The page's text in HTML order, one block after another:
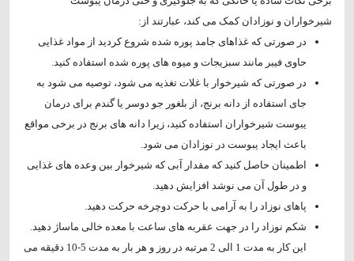
شیرخواران و نوزادان کمک می کند، عبارتند از:
در صورتی که غذاهای جامد پوره شده شروع کردید از مواد غذایی
حاوی فیبر مانند سبزیجات و میوه های پوره شده استفاده کنید.
در صورتی که شیرخوار با غلات تغذیه می شود، توصیه می شود به
جای استفاده از دانه برنج، از بلغور جو دوسر یا گندم برای درمان
یبوست شیرخواران استفاده کنید، زیرا دانه های برنج در برخی مواقع
باعث ایجاد یبوست در نوزادان می شود.
اطمینان حاصل کنید که مقدار آبی که شیرخوار بین وعده های غذایی
و در طول آن می نوشد افزایش دهید.
پاهای نوزاد را به آرامی با حرکت دوچرخه حرکت دهید.
شکم نوزاد را در جهت عقربه های ساعت با معده خالی ماساژ دهید.
این کار به مدت 1 الی 2 مرتبه در روز و هر بار به مدت 5-10 دقیقه می